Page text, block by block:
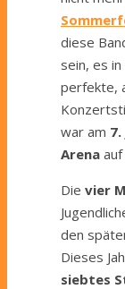
diese
sein, es
perfekte,
war am
Arena
Die vier
den
Dieses
siebtes